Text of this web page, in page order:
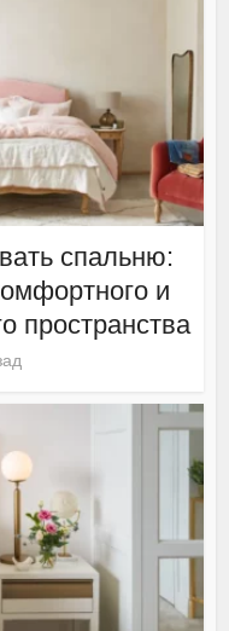
спальню:
и
пространства